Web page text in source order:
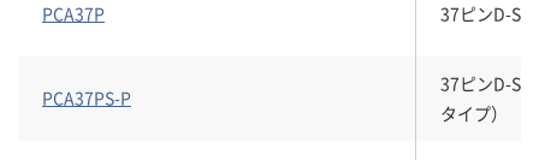
PCA37P 37ピンD-
PCA37PS-P
37ピンD-
タイプ）